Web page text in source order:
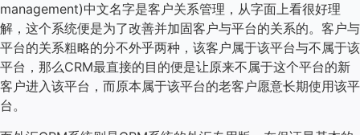
management)中文名字是客户关系管理，从字面上看很好理
解，这个系统便是为了改善并加固客户与平台的关系的。客户与
平台的关系粗略的分不外乎两种，该客户属于该平台与不属于该
平台，那么CRM最直接的目的便是让原来不属于这个平台的新
客户进入该平台，而原本属于该平台的老客户愿意长期使用该平
台。